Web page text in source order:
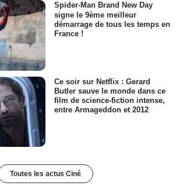
Spider-Man Brand New Day
signe le 9ème meilleur
démarrage de tous les temps en
France !
Ce soir sur Netflix : Gerard
Butler sauve le monde dans ce
film de science-fiction intense,
entre Armageddon et 2012
Toutes les actus Ciné